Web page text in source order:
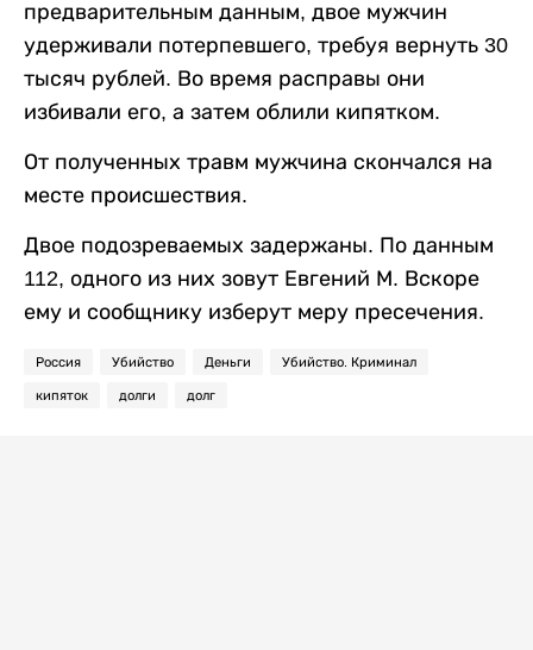
предварительным данным, двое мужчин
удерживали потерпевшего, требуя вернуть 30
тысяч рублей. Во время расправы они
избивали его, а затем облили кипятком.
От полученных травм мужчина скончался на
месте происшествия.
Двое подозреваемых задержаны. По данным
112, одного из них зовут Евгений М. Вскоре
ему и сообщнику изберут меру пресечения.
Россия Убийство Деньги Убийство. Криминал
кипяток долги долг